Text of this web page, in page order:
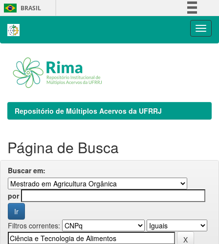
Skip
navigation
BRASIL
Repositório de Múltiplos Acervos da UFRRJ
Página de Busca
Buscar em:
por
Filtros correntes: